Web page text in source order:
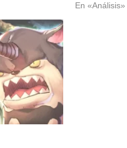
En «Análisis»